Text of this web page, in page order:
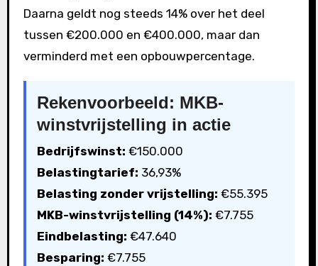
Daarna geldt nog steeds 14% over het deel
tussen €200.000 en €400.000, maar dan
verminderd met een opbouwpercentage.
Rekenvoorbeeld: MKB-
winstvrijstelling in actie
Bedrijfswinst: €150.000
Belastingtarief: 36,93%
Belasting zonder vrijstelling: €55.395
MKB-winstvrijstelling (14%): €7.755
Eindbelasting: €47.640
Besparing: €7.755